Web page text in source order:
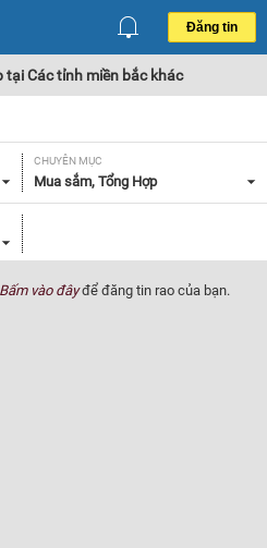
Đăng tin
tại Các tỉnh miền bắc khác
CHUYÊN MỤC
Mua sắm, Tổng Hợp
Bấm vào đâyđể đăng tin rao của bạn.